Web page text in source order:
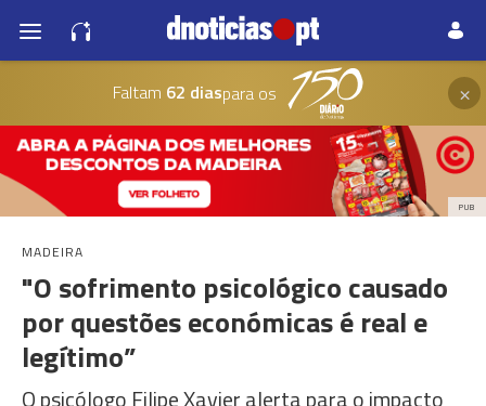
Faltam 62 diaspara os ×
PUB
MADEIRA
"O sofrimento psicológico causado
por questões económicas é real e
legítimo”
O psicólogo Filipe Xavier alerta para o impacto